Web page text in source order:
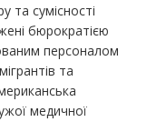
та сумісності
бюрократією
персоналом
та
медичної